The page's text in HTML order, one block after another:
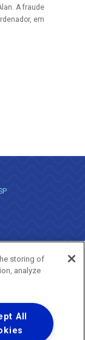
A fraude
em
Reservados.
storing of
analyze
All